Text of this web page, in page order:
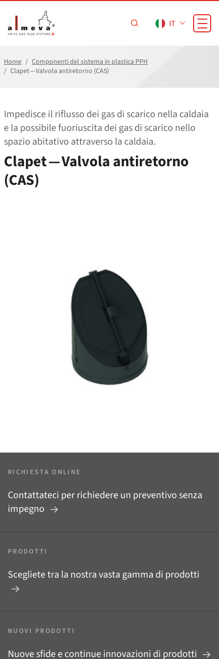
IT
Home
Componenti del sistema in plastica PPH
Clapet — Valvola antiretorno (CAS)
Impedisce il riflusso dei gas di scarico nella caldaia
e la possibile fuoriuscita dei gas di scarico nello
spazio abitativo attraverso la caldaia.
Clapet — Valvola antiretorno
(CAS)
RICHIESTA ONLINE
Contattateci per richiedere un preventivo senza
impegno
PRODOTTI
Scegliete tra la nostra vasta gamma di prodotti
NUOVI PRODOTTI
Nuove sfide e continue innovazioni di prodotti